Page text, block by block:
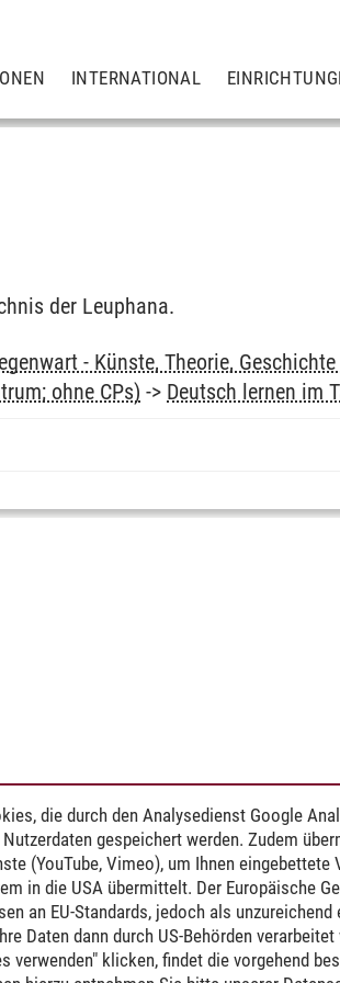
INTERNATIONAL
der Leuphana.
- Künste, Theorie,
ohne CPs) -> Deutsch lernen im
die durch den Analysedienst Google
gespeichert werden. Zudem
(YouTube, Vimeo), um Ihnen eingebettete
in die USA übermittelt. Der Europäische
an EU-Standards, jedoch als
Daten dann durch US-Behörden
verwenden" klicken, findet die vorgehend